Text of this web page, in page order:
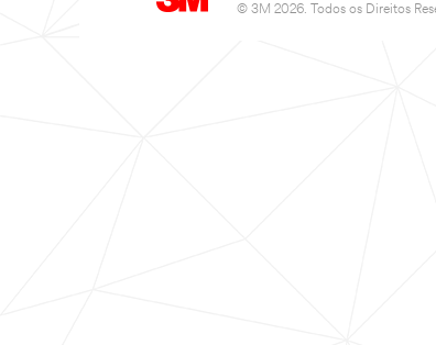
© 3M 2026. Todos os Direitos